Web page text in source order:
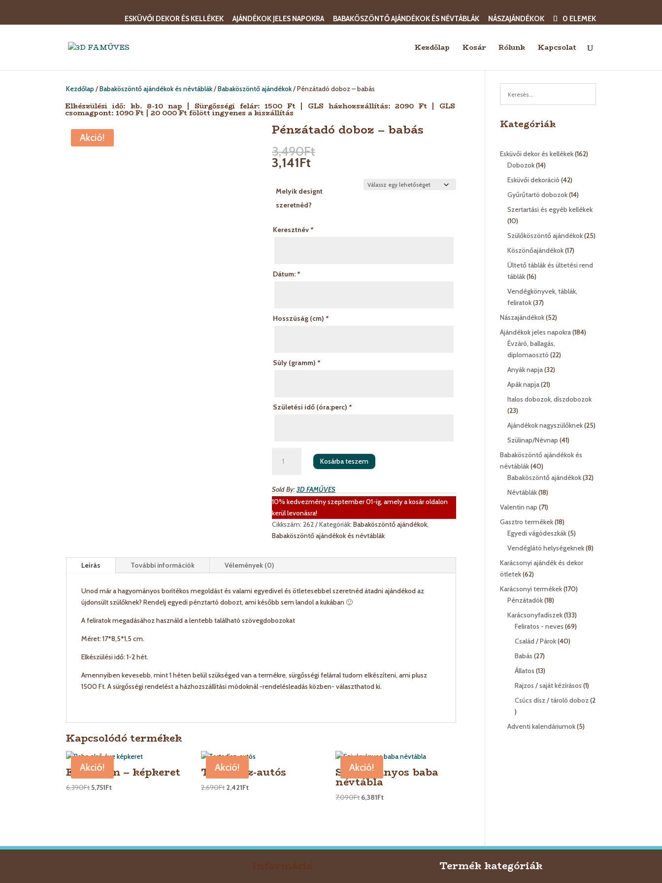
ESKÜVŐI DEKOR ÉS KELLÉKEK AJÁNDÉKOK JELES NAPOKRA BABAKÖSZÖNTŐ AJÁNDÉKOK ÉS NÉVTÁBLÁK NÁSZAJÁNDÉKOK 0 ELEMEK
Kezdőlap Kosár Rólunk Kapcsolat
Kezdőlap/Babaköszöntő ajándékok és névtáblák/Babaköszöntő ajándékok/ Pénzátadó doboz – babás
Elkészülési idő: kb. 8-10 nap | Sürgősségi felár: 1500 Ft | GLS házhozszállítás: 2090 Ft | GLS
csomagpont: 1090 Ft | 20 000 Ft fölött ingyenes a kiszállítás
Akció! Pénzátadó doboz – babás
3,490Ft
3,141Ft
Melyik designt
szeretnéd?
Keresztnév*
Dátum:*
Hosszúság (cm) *
Súly (gramm) *
Születési idő (óra:perc) *
doboz
babás
mennyiség
Kosárba teszem
Sold By:3D FAMŰVES
10% kedvezmény szeptember 01-ig, amely a kosár oldalon
kerül levonásra!
Cikkszám:262 Kategóriák:Babaköszöntő ajándékok,
Babaköszöntő ajándékok és névtáblák
Leírás További információk Vélemények (0)
Unod már a hagyományos borítékos megoldást és valami egyedivel és ötletesebbel szeretnéd átadni ajándékod az
újdonsült szülőknek? Rendelj egyedi pénztartó dobozt, ami később sem landol a kukában 🙂
A feliratok megadásához használd a lentebb található szövegdobozokat
Méret: 17*8,5*1,5 cm.
Elkészülési idő: 1-2 hét.
Amennyiben kevesebb, mint 1 héten belül szükséged van a termékre, sürgősségi felárral tudom elkészíteni, ami plusz
1500 Ft. A sürgősségi rendelést a házhozszállítási módoknál -rendelésleadás közben- választhatod ki.
Kapcsolódó termékek
Akció!
Első évem – képkeret
6,390Ft5,751Ft
Akció!
Tortadísz-autós
2,690Ft 2,421Ft
Akció!
Szivárványos baba
névtábla
7,090Ft 6,381Ft
Kategóriák
Esküvői dekor és kellékek 162162
Dobozok 1414
termék
Esküvői dekoráció 4242
termék
Gyűrűtartó dobozok 1414
termék
Szertartási és egyéb kellékek
1010
termék
Szülőköszöntő ajándékok 2525
Köszönőajándékok 1717
termék
Ültető táblák és ültetési rend
táblák 1616
termék
Vendégkönyvek, táblák,
feliratok 3737
termék
Nászajándékok 5252
termék
Ajándékok jeles napokra 184184
Évzáró, ballagás,
diplomaosztó 2222
Anyák napja 3232
Apák napja 2121
termék
Italos dobozok, díszdobozok
2323
termék
Ajándékok nagyszülőknek 2525
Szülinap/Névnap 4141
termék
Babaköszöntő ajándékok és
névtáblák 4040
termék
Babaköszöntő ajándékok 3232
Névtáblák 1818
termék
Valentin nap 7171
termék
Gasztro termékek 1818
termék
Egyedi vágódeszkák 55
termék
Vendéglátó helységeknek 88
Karácsonyi ajándék és dekor
ötletek 6262
termék
Karácsonyi termékek 170170
Pénzátadók 1818
termék
Karácsonyfadíszek 133133
termék
Feliratos - neves 6969
Család / Párok 4040
Babás 2727
termék
Állatos 1313
termék
Rajzos / saját kézírásos 11
termék
Csúcs dísz / tároló doboz 2
2
termék
Adventi kalendáriumok 55
Információ Termék kategóriák